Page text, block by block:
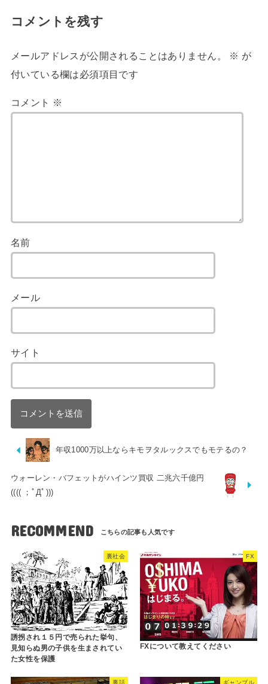
コメントを残す
メールアドレスが公開されることはありません。 ※ が
付いている欄は必須項目です
コメント ※
名前
メール
サイト
年収1000万以上ならキモヲタルックスでもモテるの？
ウォーレン・バフェットがハインツ買収 二兆六千億円
(((( ；ﾟДﾟ)))
RECOMMEND
裏社会
誘拐され１５円で売られた挙句、
見知らぬ男の子供を生まされてい
た女性を保護
FX
FXについて教えてください
裏話 ギャンブル